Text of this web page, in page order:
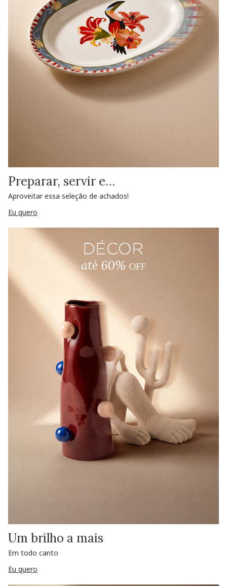
Preparar, servir e…
Aproveitar essa seleção de achados!
Eu quero
Um brilho a mais
Em todo canto
Eu quero